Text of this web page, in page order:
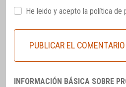
He leido y acepto la política de
INFORMACIÓN BÁSICA SOBRE